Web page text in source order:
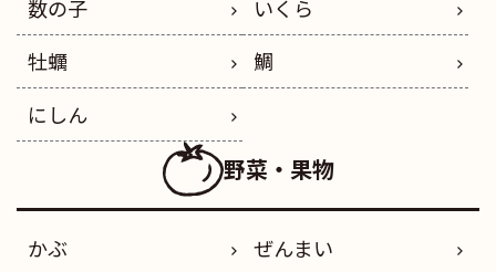
数の子
いくら
牡蠣
鯛
にしん
野菜・果物
かぶ
ぜんまい